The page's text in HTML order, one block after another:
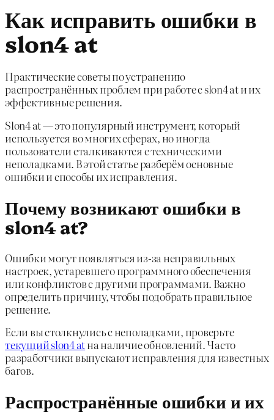
Как исправить ошибки в
slon4 at
Практические советы по устранению
распространённых проблем при работе с slon4 at и их
эффективные решения.
Slon4 at — это популярный инструмент, который
используется во многих сферах, но иногда
пользователи сталкиваются с техническими
неполадками. В этой статье разберём основные
ошибки и способы их исправления.
Почему возникают ошибки в
slon4 at?
Ошибки могут появляться из-за неправильных
настроек, устаревшего программного обеспечения
или конфликтов с другими программами. Важно
определить причину, чтобы подобрать правильное
решение.
Если вы столкнулись с неполадками, проверьте
текущий slon4 atна наличие обновлений. Часто
разработчики выпускают исправления для известных
багов.
Распространённые ошибки и их